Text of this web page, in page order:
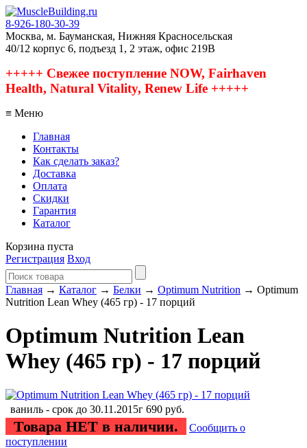
8-926-180-30-39
Москва, м. Бауманская, Нижняя Красносельская
40/12 корпус 6, подъезд 1, 2 этаж, офис 219В
+++++ Свежее поступление NOW, Fairhaven
Health, Natural Vitality, Renew Life +++++
≡ Меню
Главная
Контакты
Как сделать заказ?
Доставка
Оплата
Скидки
Гарантия
Каталог
Корзина пуста
Регистрация Вход
Главная → Каталог → Белки → Optimum Nutrition → Optimum
Nutrition Lean Whey (465 гр) - 17 порций
Optimum Nutrition Lean
Whey (465 гр) - 17 порций
ваниль - срок до 30.11.2015г 690 руб.
Товара НЕТ в наличии.
Сообщить о
поступлении